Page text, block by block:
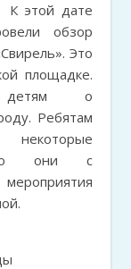
К этой дате
обзор
Это
площадке.
детям о
Ребятам
что они с